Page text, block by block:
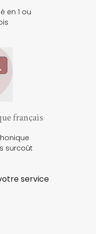
en 1 ou
français
surcoût